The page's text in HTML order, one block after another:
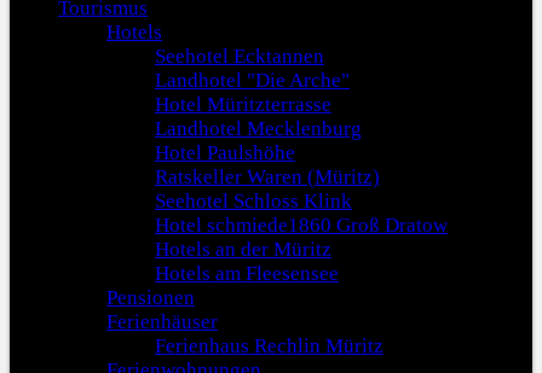
Tourismus
Hotels
Seehotel Ecktannen
Landhotel "Die Arche"
Hotel Müritzterrasse
Landhotel Mecklenburg
Hotel Paulshöhe
Ratskeller Waren (Müritz)
Seehotel Schloss Klink
Hotel schmiede1860 Groß Dratow
Hotels an der Müritz
Hotels am Fleesensee
Pensionen
Ferienhäuser
Ferienhaus Rechlin Müritz